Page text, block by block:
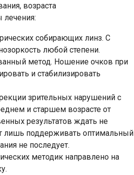
возраста
лечения:
собирающих линз. С
любой степени.
метод. Ношение очков при
и стабилизировать
зрительных нарушений с
и старшем возрасте от
результатов ждать не
лишь поддерживать оптимальный
не последует.
методик направлено на